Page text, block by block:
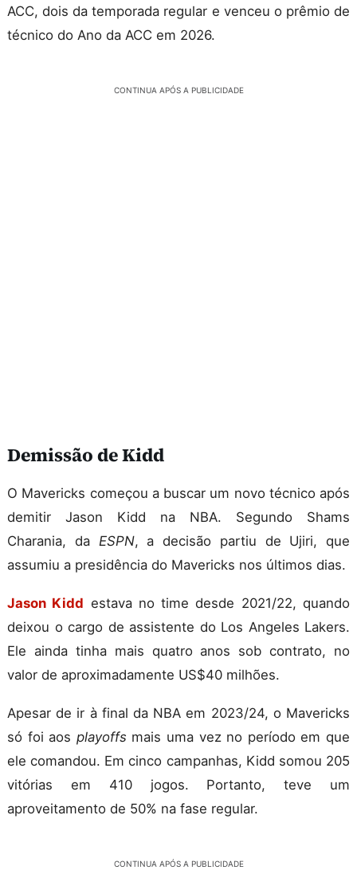
ACC, dois da temporada regular e venceu o prêmio de
técnico do Ano da ACC em 2026.
CONTINUA APÓS A PUBLICIDADE
Demissão de Kidd
O Mavericks começou a buscar um novo técnico após
demitir Jason Kidd na NBA. Segundo Shams
Charania, da ESPN, a decisão partiu de Ujiri, que
assumiu a presidência do Mavericks nos últimos dias.
Jason Kidd estava no time desde 2021/22, quando
deixou o cargo de assistente do Los Angeles Lakers.
Ele ainda tinha mais quatro anos sob contrato, no
valor de aproximadamente US$40 milhões.
Apesar de ir à final da NBA em 2023/24, o Mavericks
só foi aos playoffs mais uma vez no período em que
ele comandou. Em cinco campanhas, Kidd somou 205
vitórias em 410 jogos. Portanto, teve um
aproveitamento de 50% na fase regular.
CONTINUA APÓS A PUBLICIDADE